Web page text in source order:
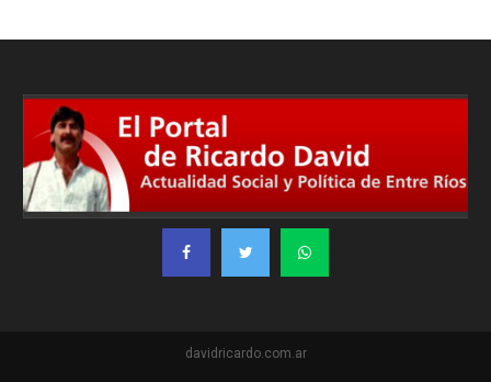
davidricardo.com.ar